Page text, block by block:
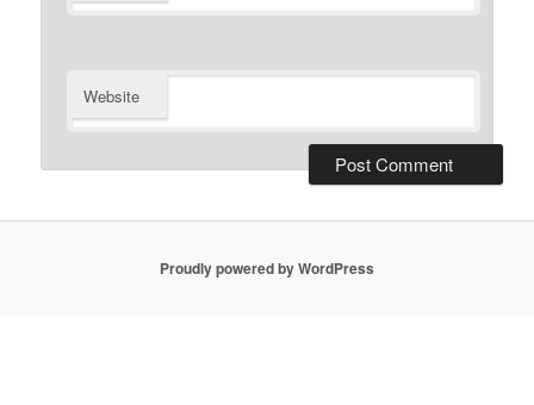
Website
Proudly powered by WordPress